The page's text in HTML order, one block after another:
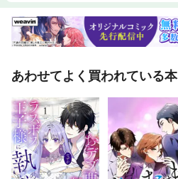
あわせてよく買われている本